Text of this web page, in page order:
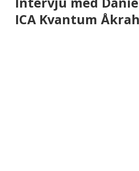
ICA Kvantum